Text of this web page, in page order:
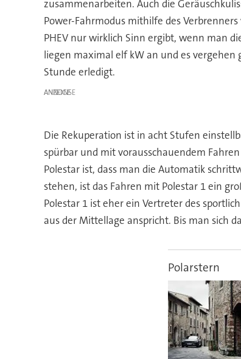
zusammenarbeiten. Auch die
Power-Fahrmodus mithilfe des
PHEV nur wirklich Sinn ergibt, wenn man
liegen maximal elf kW an und es vergehen
Stunde erledigt.
ANZEIGE
Die Rekuperation ist in acht Stufen
spürbar und mit vorausschauendem
Polestar ist, dass man die Automatik
stehen, ist das Fahren mit Polestar 1 ein
Polestar 1 ist eher ein Vertreter des
aus der Mittellage anspricht. Bis man sich
Polarstern